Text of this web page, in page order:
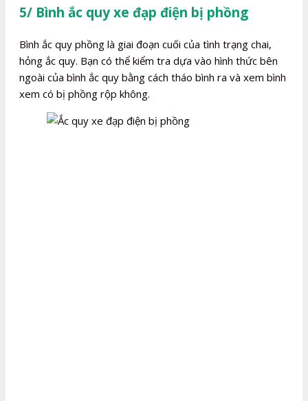
5/ Bình ắc quy xe đạp điện bị phồng
Bình ắc quy phồng là giai đoạn cuối của tình trạng chai,
hỏng ắc quy. Bạn có thể kiểm tra dựa vào hình thức bên
ngoài của bình ắc quy bằng cách tháo bình ra và xem bình
xem có bị phồng rộp không.